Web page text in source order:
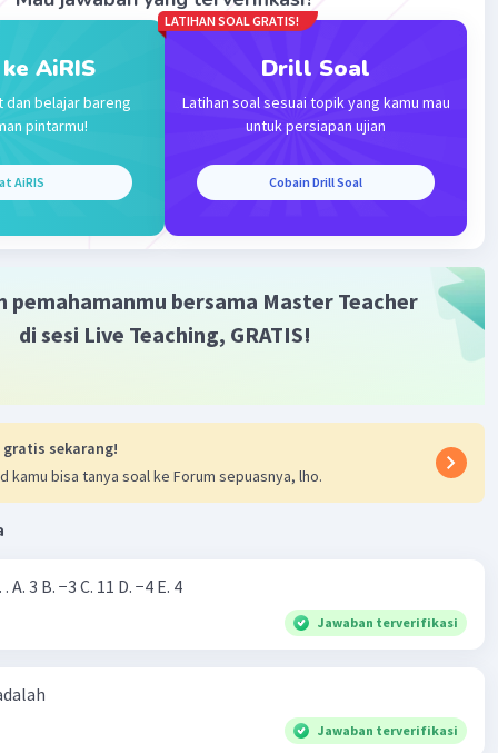
AiRIS
dan belajar bareng
pintarmu!
AiRIS
LATIHAN SOAL GRATIS!
Drill Soal
Latihan soal sesuai topik yang kamu mau
untuk persiapan ujian
Cobain Drill Soal
pemahamanmu bersama Master Teacher
di sesi Live Teaching, GRATIS!
gratis sekarang!
kamu bisa tanya soal ke Forum sepuasnya, lho.
Nilai dari |−7+4|=… A. 3 B. −3 C. 11 D. −4 E. 4
Jawaban terverifikasi
Jawaban terverifikasi